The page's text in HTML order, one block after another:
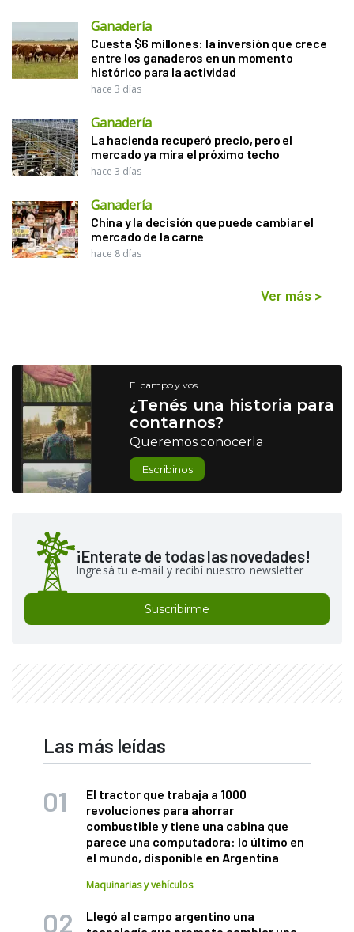
Ganadería
Cuesta $6 millones: la inversión que crece
entre los ganaderos en un momento
histórico para la actividad
hace 3 días
Ganadería
La hacienda recuperó precio, pero el
mercado ya mira el próximo techo
hace 3 días
Ganadería
China y la decisión que puede cambiar el
mercado de la carne
hace 8 días
Ver más >
El campo y vos
¿Tenés una historia para
contarnos?
Queremos conocerla
Escribinos
¡Enterate de todas las novedades!
Ingresá tu e-mail y recibí nuestro newsletter
Suscribirme
Las más leídas
El tractor que trabaja a 1000
revoluciones para ahorrar
combustible y tiene una cabina que
parece una computadora: lo último en
el mundo, disponible en Argentina
Maquinarias y vehículos
Llegó al campo argentino una